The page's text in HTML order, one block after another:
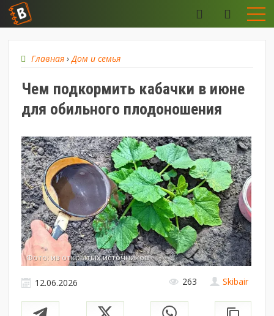
Главная ›Дом и семья
Чем подкормить кабачки в июне
для обильного плодоношения
Фото: из открытых источников
Skibair
12.06.2026 263